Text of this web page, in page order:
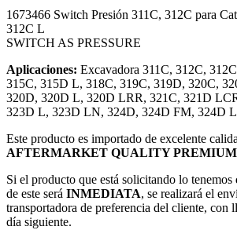
1673466 Switch Presión 311C, 312C para
312C L
SWITCH AS PRESSURE
Aplicaciones: Excavadora 311C, 312C,
315C, 315D L, 318C, 319C, 319D, 320C,
320D, 320D L, 320D LRR, 321C, 321D
323D L, 323D LN, 324D, 324D FM, 324D
Este producto es importado de excelente
AFTERMARKET QUALITY
Si el producto que está solicitando lo tenemos
de este será INMEDIATA, se realizará el
transportadora de preferencia del cliente, con
día siguiente.